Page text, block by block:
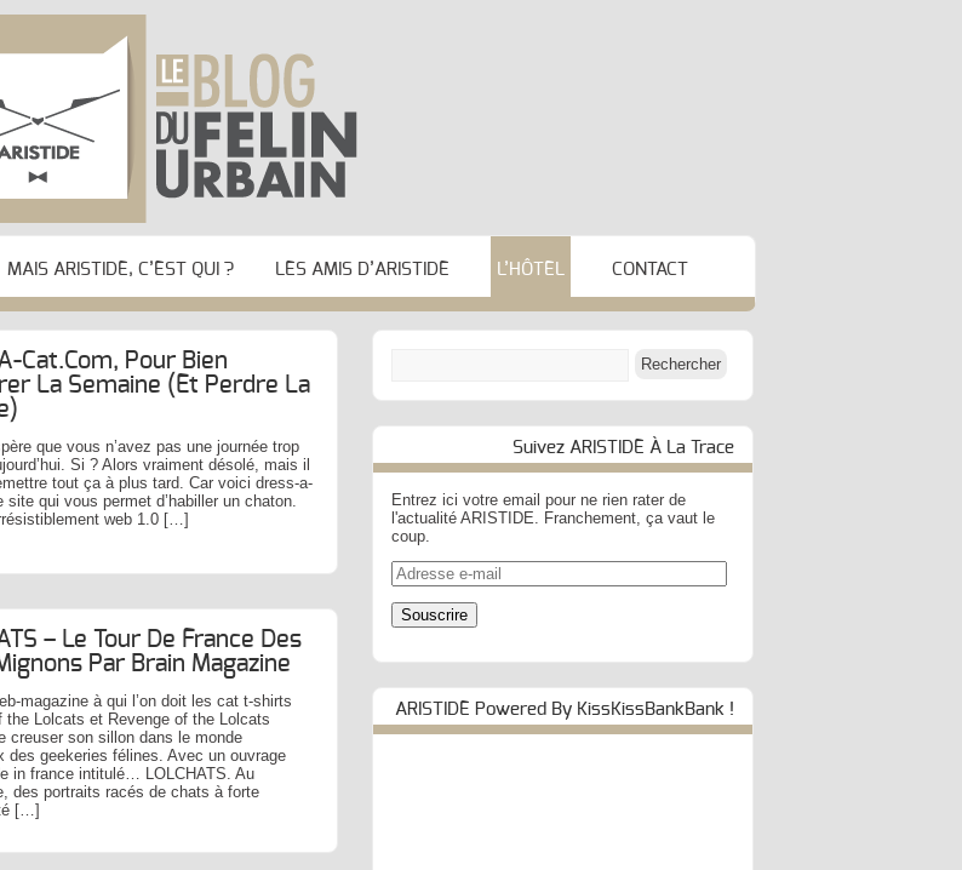
MAIS ARISTIDE, C’EST QUI ? LES AMIS D’ARISTIDE L’HÔTEL CONTACT
Cat.com, Pour Bien
La Semaine (et Perdre La
que vous n’avez pas une journée trop
Si ? Alors vraiment désolé, mais il
tout ça à plus tard. Car voici dress-a-
site qui vous permet d’habiller un chaton.
web 1.0 […]
– Le Tour De France Des
Par Brain Magazine
magazine à qui l’on doit les cat t-shirts
the Lolcats et Revenge of the Lolcats
creuser son sillon dans le monde
des geekeries félines. Avec un ouvrage
in france intitulé… LOLCHATS. Au
des portraits racés de chats à forte
[…]
Suivez ARISTIDE À La Trace
Entrez ici votre email pour ne rien rater de
l'actualité ARISTIDE. Franchement, ça vaut le
coup.
Adresse
e-
mail
Souscrire
ARISTIDE Powered By KissKissBankBank !